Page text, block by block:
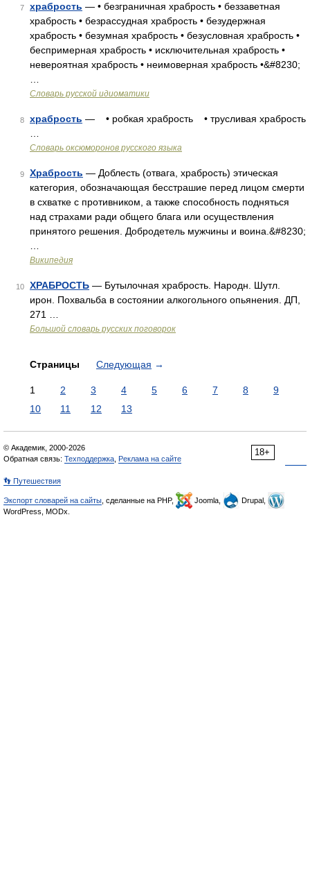
7 храбрость — • безграничная храбрость • беззаветная
храбрость • безрассудная храбрость • безудержная
храбрость • безумная храбрость • безусловная храбрость •
беспримерная храбрость • исключительная храбрость •
невероятная храбрость • неимоверная храбрость •&#8230;
Словарь русской идиоматики
8 храбрость — • робкая храбрость • трусливая храбрость
Словарь оксюморонов русского языка
9 Храбрость — Доблесть (отвага, храбрость) этическая
категория, обозначающая бесстрашие перед лицом смерти
в схватке с противником, а также способность подняться
над страхами ради общего блага или осуществления
принятого решения. Добродетель мужчины и воина.&#8230;
Википедия
10 ХРАБРОСТЬ — Бутылочная храбрость. Народн. Шутл.
ирон. Похвальба в состоянии алкогольного опьянения. ДП,
271 …
Большой словарь русских поговорок
Страницы Следующая →
1 2 3 4 5 6 7 8
9
10
11 12 13
18+
© Академик, 2000-2026
Обратная связь: Техподдержка Реклама на сайте
👣 Путешествия
Экспорт словарей на сайты , сделанные на PHP, Joomla,
Drupal,
WordPress, MODx.